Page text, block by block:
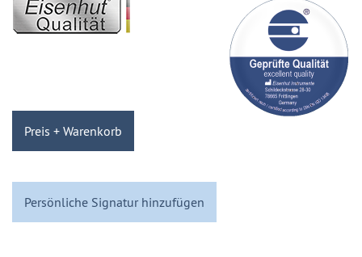
Preis + Warenkorb
Persönliche Signatur hinzufügen